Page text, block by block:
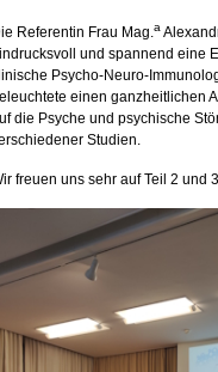
Referentin Frau Mag.a
und spannend eine
Psycho-Neuro-
einen ganzheitlichen
die Psyche und psychische
Studien.
freuen uns sehr auf Teil 2 und